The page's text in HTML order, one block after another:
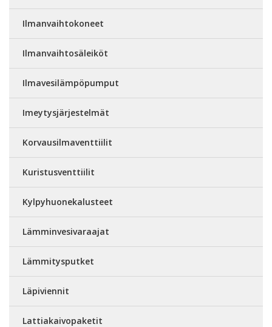
Ilmanvaihtokoneet
Ilmanvaihtosäleiköt
Ilmavesilämpöpumput
Imeytysjärjestelmät
Korvausilmaventtiilit
Kuristusventtiilit
Kylpyhuonekalusteet
Lämminvesivaraajat
Lämmitysputket
Läpiviennit
Lattiakaivopaketit